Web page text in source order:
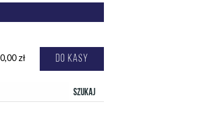
0,00 zł Do kasy
Szukaj